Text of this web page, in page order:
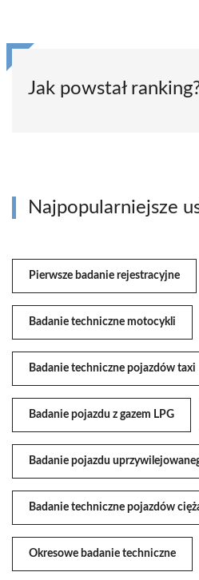
Jak powstał
Najpopularniejsze
Pierwsze badanie rejestracyjne
Badanie techniczne motocykli
Badanie techniczne pojazdów taxi
Badanie pojazdu z gazem LPG
Badanie pojazdu
Badanie techniczne pojazdów
Okresowe badanie techniczne